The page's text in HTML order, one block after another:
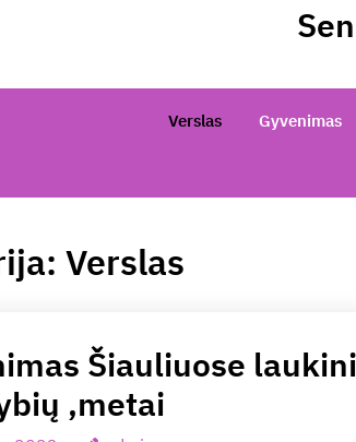
Verslas Gyvenimas
Verslas
Šiauliuose
,metai